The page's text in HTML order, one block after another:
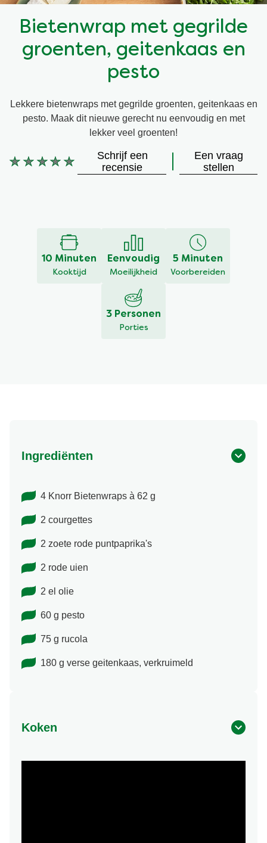
Snel en makkelijk
Vegetarisch
Mixen
Smaakmakers
Soepen
Kant-en-klaar
Terugroepactie Basilicum Roomsaus
Bietenwrap met gegrilde
groenten, geitenkaas en
pesto
Lekkere bietenwraps met gegrilde groenten, geitenkaas en
pesto. Maak dit nieuwe gerecht nu eenvoudig en met
lekker veel groenten!
Geen
Schrijf een
recensie
Een vraag
stellen
10 Minuten
Kooktijd
Eenvoudig
Moeilijkheid
5 Minuten
Voorbereiden
3 Personen
Porties
Ingrediënten
4 Knorr Bietenwraps à 62 g
2 courgettes
2 zoete rode puntpaprika's
2 rode uien
2 el olie
60 g pesto
75 g rucola
180 g verse geitenkaas, verkruimeld
Koken